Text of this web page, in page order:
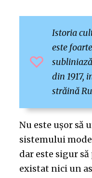
Istoria
este
din 1917,
străină
Nu este ușor să
sistemului
dar este sigur
existat nici un